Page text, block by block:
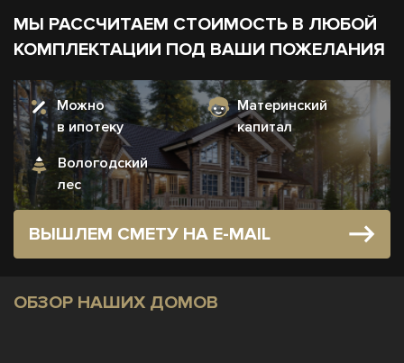
МЫ РАССЧИТАЕМ СТОИМОСТЬ В ЛЮБОЙ
КОМПЛЕКТАЦИИ ПОД ВАШИ ПОЖЕЛАНИЯ
Можно
в ипотеку
Материнский
капитал
Вологодский
лес
ВЫШЛЕМ СМЕТУ НА E-MAIL
ОБЗОР НАШИХ ДОМОВ